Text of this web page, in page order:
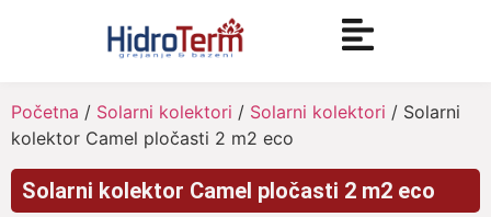
Početna / Solarni kolektori / Solarni kolektori / Solarni
kolektor Camel pločasti 2 m2 eco
Solarni kolektor Camel pločasti 2 m2 eco